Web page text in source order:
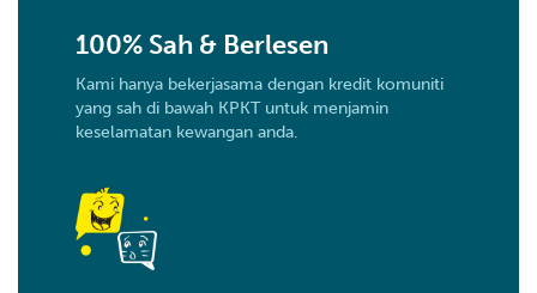
100% Sah & Berlesen
Kami hanya bekerjasama dengan kredit komuniti
yang sah di bawah KPKT untuk menjamin
keselamatan kewangan anda.